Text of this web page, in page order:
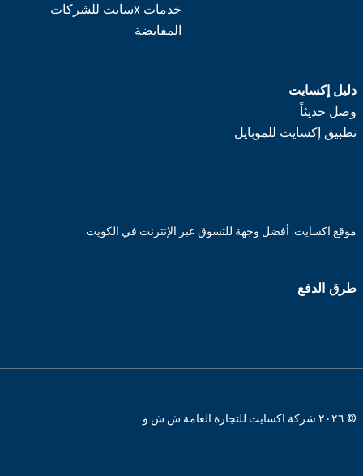
خدمات xسايت للشركات
المقايضة
دليل إكسايت
وصل حديثاً
تطبيق إكسايت للموبايل
موقع اكسايت: أفضل وجهة للتسوق عبر الإنترنت في الكويت
طرق الدفع
© ٢٠٢٦ شركة اكسايت للتجارة العامة ش.ش.و